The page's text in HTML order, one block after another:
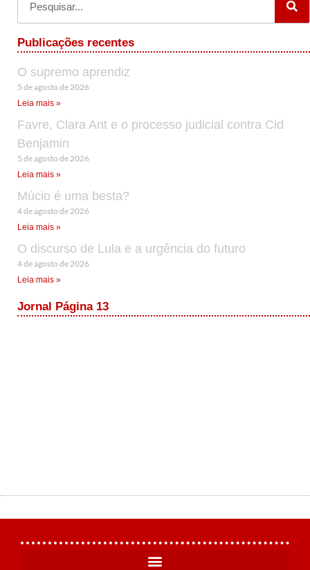
Publicações recentes
O supremo aprendiz
5 de agosto de 2026
Leia mais »
Favre, Clara Ant e o processo judicial contra Cid
Benjamin
5 de agosto de 2026
Leia mais »
Múcio é uma besta?
4 de agosto de 2026
Leia mais »
O discurso de Lula e a urgência do futuro
4 de agosto de 2026
Leia mais »
Jornal Página 13